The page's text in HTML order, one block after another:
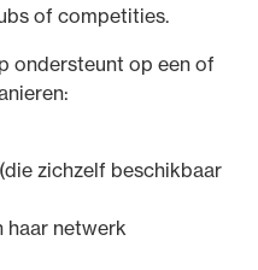
of competities.
ondersteunt op een of
zichzelf beschikbaar
haar netwerk